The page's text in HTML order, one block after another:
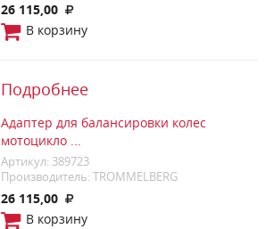
26 115,00
В корзину
Подробнее
Адаптер для балансировки колес
мотоцикло ...
Артикул: 389723
Производитель: TROMMELBERG
26 115,00
В корзину